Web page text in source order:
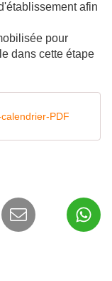
afin
pour
dans cette étape
PDF